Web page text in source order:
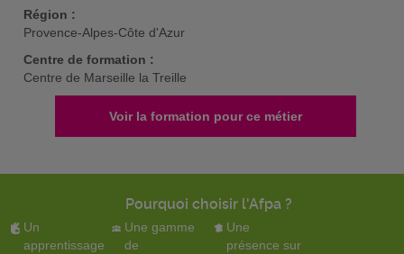
Région :
Provence-Alpes-Côte d'Azur
Centre de formation :
Centre de Marseille la Treille
Voir la formation pour ce métier
Pourquoi choisir l'Afpa ?
Un
apprentissage
Une gamme
de
Une
présence sur